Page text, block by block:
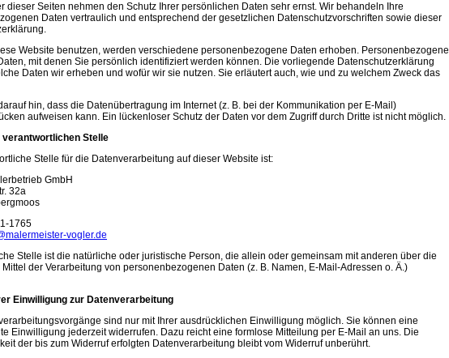
dieser Seiten nehmen den Schutz Ihrer persönlichen Daten sehr ernst. Wir behandeln Ihre
Daten vertraulich und entsprechend der gesetzlichen Datenschutzvorschriften sowie dieser
Website benutzen, werden verschiedene personenbezogene Daten erhoben. Personenbezogene
mit denen Sie persönlich identifiziert werden können. Die vorliegende Datenschutzerklärung
Daten wir erheben und wofür wir sie nutzen. Sie erläutert auch, wie und zu welchem Zweck das
hin, dass die Datenübertragung im Internet (z. B. bei der Kommunikation per E-Mail)
aufweisen kann. Ein lückenloser Schutz der Daten vor dem Zugriff durch Dritte ist nicht möglich.
verantwortlichen Stelle
Stelle für die Datenverarbeitung auf dieser Website ist:
GmbH
32a
1765
vogler.de
Stelle ist die natürliche oder juristische Person, die allein oder gemeinsam mit anderen über die
der Verarbeitung von personenbezogenen Daten (z. B. Namen, E-Mail-Adressen o. Ä.)
Einwilligung zur Datenverarbeitung
sind nur mit Ihrer ausdrücklichen Einwilligung möglich. Sie können eine
Einwilligung jederzeit widerrufen. Dazu reicht eine formlose Mitteilung per E-Mail an uns. Die
der bis zum Widerruf erfolgten Datenverarbeitung bleibt vom Widerruf unberührt.